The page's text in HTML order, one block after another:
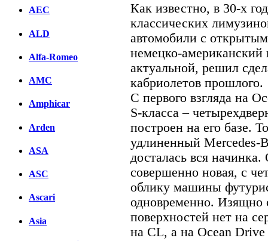
AEC
ALD
Alfa-Romeo
AMC
Amphicar
Arden
ASA
ASC
Ascari
Asia
Как известно, в 30-х
классических
автомобили с
немецко-американский
актуальной, решил
кабриолетов прошлого.
С первого взгляда на
S-класса –
построен на его базе.
удлиненный Mercedes-
досталась вся
совершенно новая, с
облику машины
одновременно. Изящно
поверхностей нет на
на CL, а на Ocean Drive